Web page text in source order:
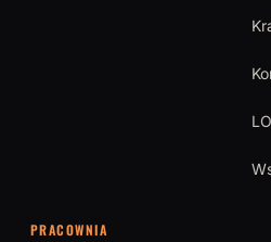
PRACOWNIA